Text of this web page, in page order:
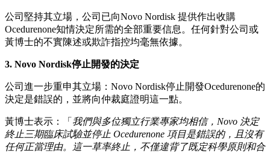
公司堅持其立場，公司已向Novo Nordisk 提供作出收購
Ocedurenone知情決定所需的全部重要信息。任何針對公司或
黃博士的不實陳述或欺詐指控均毫無依據。
3. Novo Nordisk停止開發的決定
公司進一步重申其立場：Novo Nordisk停止開發Ocedurenone的
決定是錯誤的，並將向仲裁庭證明這一點。
黃博士表示：「 我們與多位獨立行業專家均相信， Novo 決定
終止三期臨床試驗並停止 Ocedurenone 項目是錯誤的，且沒有
任何正當理由。
這一草率終止 ， 不僅違背了既定科學原則和合